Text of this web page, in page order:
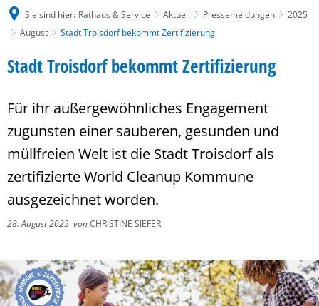
Sie sind hier: Rathaus & Service Aktuell Pressemeldungen
2025
August
Stadt Troisdorf bekommt Zertifizierung
Stadt Troisdorf bekommt Zertifizierung
Für ihr außergewöhnliches Engagement
zugunsten einer sauberen, gesunden und
müllfreien Welt ist die Stadt Troisdorf als
zertifizierte World Cleanup Kommune
ausgezeichnet worden.
28. August 2025 vonCHRISTINE SIEFER